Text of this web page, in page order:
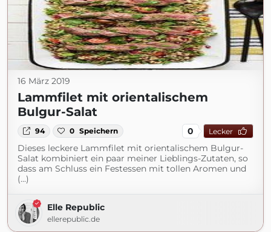
16 März 2019
Lammfilet mit orientalischem
Bulgur-Salat
94 0 Speichern 0 Lecker
Dieses leckere Lammfilet mit orientalischem Bulgur-
Salat kombiniert ein paar meiner Lieblings-Zutaten, so
dass am Schluss ein Festessen mit tollen Aromen und
(...)
Elle Republic
ellerepublic.de